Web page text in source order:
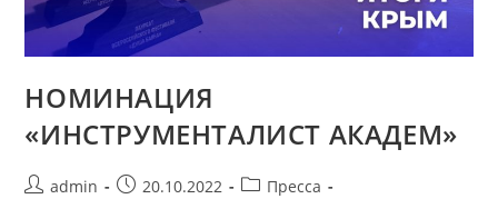
НОМИНАЦИЯ
«ИНСТРУМЕНТАЛИСТ АКАДЕМ»
admin 20.10.2022
Пресса